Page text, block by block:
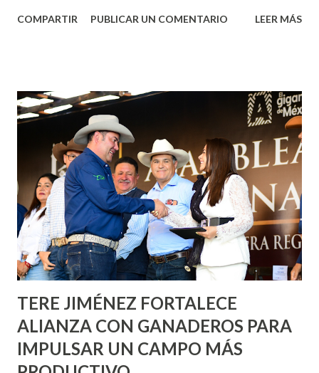
municipal, Leo Montañez dio inicio al programa
Corazón Urbano y el Municipio capital. Leo Montañez
informó que en este programa se usarán cerca de 90 mil
metros cuadrados de pintura, para dar inicio en la calle
Nieto, entre Jesús F. Elizondo y la calle 22 de Octubre, con
lo que se aplicará pintura en 66 casas. Posteriormente se
llevará este programa a Villas de Nuestra Señora de la
Asunción, Avenida Alameda y Decreto 27 de Septiembre, en
los edificios FOVISSSTE Ojo de Agua, en la comunidad
Norias de Paso Hondo y en los edificios de...
COMPARTIR PUBLICAR UN COMENTARIO LEER MÁS
TERE JIMÉNEZ FORTALECE
ALIANZA CON GANADEROS PARA
IMPULSAR UN CAMPO MÁS